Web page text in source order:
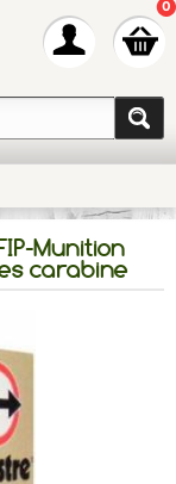
0
Munition
carabine